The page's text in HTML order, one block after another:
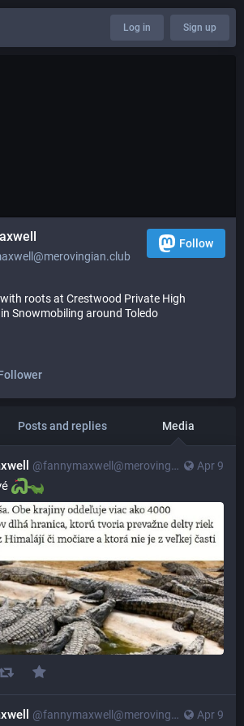
Log in Sign up
Follow
roots at Crestwood Private High
Snowmobiling around Toledo
Posts and replies Media
Apr 9
@fannymaxwell@merovingian.club
Apr 9
@fannymaxwell@merovingian.club